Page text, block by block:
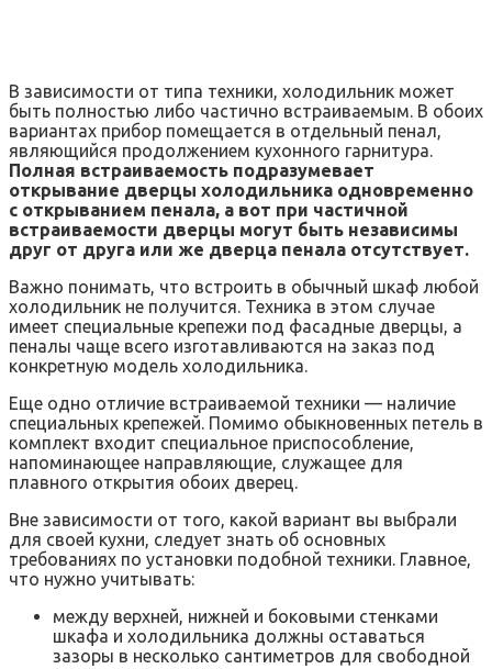
В зависимости от типа техники, холодильник может
быть полностью либо частично встраиваемым. В обоих
вариантах прибор помещается в отдельный пенал,
являющийся продолжением кухонного гарнитура.
Полная встраиваемость подразумевает
открывание дверцы холодильника одновременно
с открыванием пенала, а вот при частичной
встраиваемости дверцы могут быть независимы
друг от друга или же дверца пенала отсутствует.
Важно понимать, что встроить в обычный шкаф любой
холодильник не получится. Техника в этом случае
имеет специальные крепежи под фасадные дверцы, а
пеналы чаще всего изготавливаются на заказ под
конкретную модель холодильника.
Еще одно отличие встраиваемой техники — наличие
специальных крепежей. Помимо обыкновенных петель в
комплект входит специальное приспособление,
напоминающее направляющие, служащее для
плавного открытия обоих дверец.
Вне зависимости от того, какой вариант вы выбрали
для своей кухни, следует знать об основных
требованиях по установки подобной техники. Главное,
что нужно учитывать:
между верхней, нижней и боковыми стенками
шкафа и холодильника должны оставаться
зазоры в несколько сантиметров для свободной